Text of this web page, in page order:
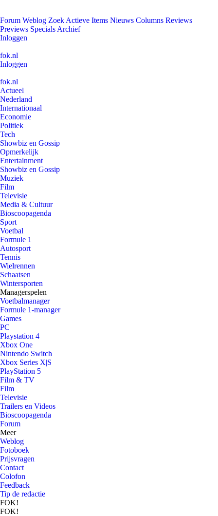
Forum Weblog Zoek Actieve Items Nieuws Columns Reviews
Previews Specials Archief
Inloggen
fok.nl
Inloggen
fok.nl
Actueel
Nederland
Internationaal
Economie
Politiek
Tech
Showbiz en Gossip
Opmerkelijk
Entertainment
Showbiz en Gossip
Muziek
Film
Televisie
Media & Cultuur
Bioscoopagenda
Sport
Voetbal
Formule 1
Autosport
Tennis
Wielrennen
Schaatsen
Wintersporten
Managerspelen
Voetbalmanager
Formule 1-manager
Games
PC
Playstation 4
Xbox One
Nintendo Switch
Xbox Series X|S
PlayStation 5
Film & TV
Film
Televisie
Trailers en Videos
Bioscoopagenda
Forum
Meer
Weblog
Fotoboek
Prijsvragen
Contact
Colofon
Feedback
Tip de redactie
FOK!
FOK!